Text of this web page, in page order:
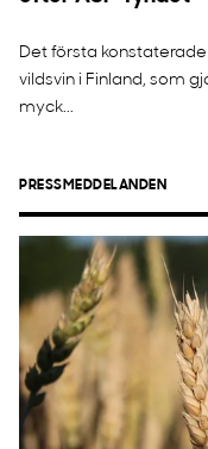
Det första
vildsvin i Finland, som
myck...
PRESSMEDDELANDEN